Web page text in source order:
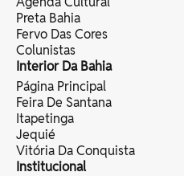
Preta Bahia
Fervo Das Cores
Colunistas
Interior Da Bahia
Página Principal
Feira De Santana
Itapetinga
Jequié
Vitória Da Conquista
Institucional